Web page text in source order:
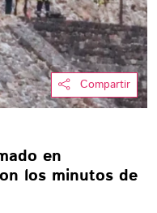
Compartir
en
los minutos de